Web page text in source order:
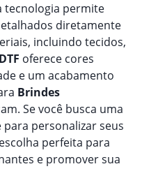
tecnologia permite
diretamente
incluindo tecidos,
DTF oferece cores
e um acabamento
Brindes
Se você busca uma
personalizar seus
perfeita para
e promover sua